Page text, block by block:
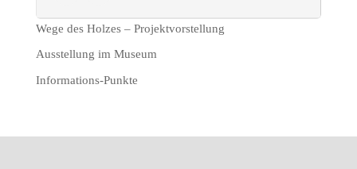
Wege des Holzes – Projektvorstellung
Ausstellung im Museum
Informations-Punkte